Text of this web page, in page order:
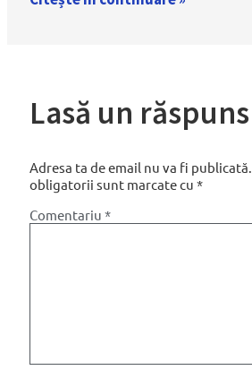
Lasă un răspuns
Adresa ta de email nu va fi publicată.
obligatorii sunt marcate cu *
Comentariu *